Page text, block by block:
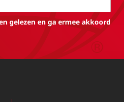
gelezen en ga ermee akkoord